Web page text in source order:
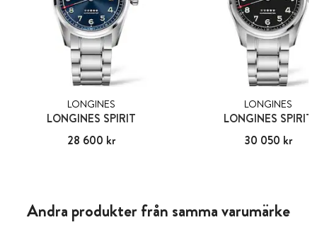
LONGINES
LONGINES SPIRIT
Pris:28 600 kr
28 600 kr
LONGINES
LONGINES SPIRIT
Pris:30 050 kr
30 050 kr
Andra produkter från samma varumärke